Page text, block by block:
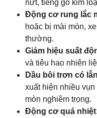
nứt, tiếng gõ kim
Động cơ rung lắc
hoặc bị mài mòn,
thường.
Giảm hiệu suất
và tiêu hao nhiên
Dầu bôi trơn có
xuất hiện nhiều
mòn nghiêm trọng.
Động cơ quá